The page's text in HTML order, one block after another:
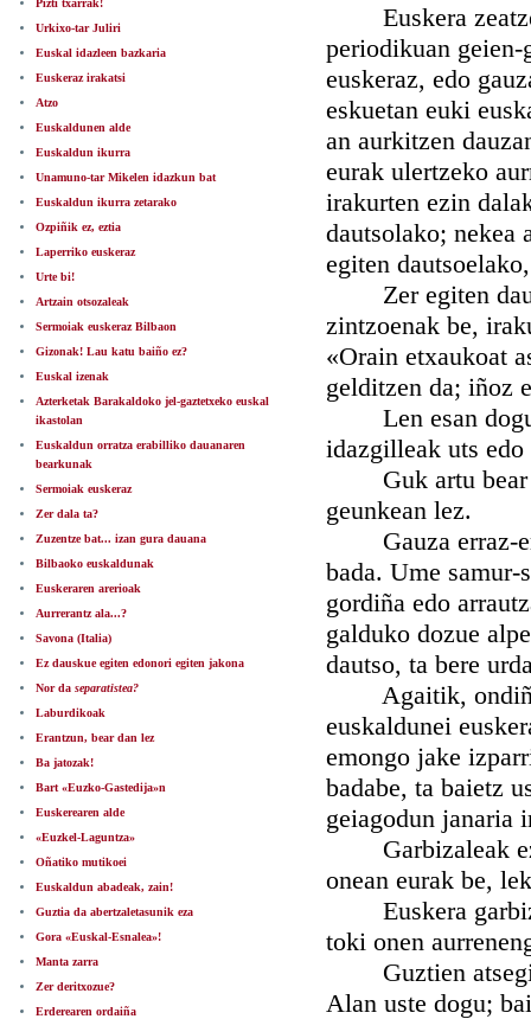
Pizti txarrak!
Urkixo-tar Juliri
Euskal idazleen bazkaria
Euskeraz irakatsi
Atzo
Euskaldunen alde
Euskaldun ikurra
Unamuno-tar Mikelen idazkun bat
Euskaldun ikurra zetarako
Ozpiñik ez, eztia
Laperriko euskeraz
Urte bi!
Artzain otsozaleak
Sermoiak euskeraz Bilbaon
Gizonak! Lau katu baiño ez?
Euskal izenak
Azterketak Barakaldoko jel-gaztetxeko euskal
ikastolan
Euskaldun orratza erabilliko dauanaren
bearkunak
Sermoiak euskeraz
Zer dala ta?
Zuzentze bat... izan gura dauana
Bilbaoko euskaldunak
Euskeraren arerioak
Aurrerantz ala...?
Savona (Italia)
Ez dauskue egiten edonori egiten jakona
Nor da separatistea?
Laburdikoak
Erantzun, bear dan lez
Ba jatozak!
Bart «Euzko-Gastedija»n
Euskerearen alde
«Euzkel-Laguntza»
Oñatiko mutikoei
Euskaldun abadeak, zain!
Guztia da abertzaletasunik eza
Gora «Euskal-Esnalea»!
Manta zarra
Zer deritxozue?
Erderearen ordaiña
Euskera
periodikuan
euskeraz, edo
eskuetan euki
an aurkitzen
eurak ulertzeko
irakurten ezin
dautsolako; nekea
egiten
Zer egiten dau?
zintzoenak be,
«Orain etxaukoat
gelditzen da; iñoz
Len esan
idazgilleak uts
Guk artu bear
geunkean lez.
Gauza erraz-
bada. Ume
gordiña edo
galduko dozue
dautso, ta bere
Agaitik, ondiño
euskaldunei
emongo jake
badabe, ta baietz
geiagodun janaria
Garbizaleak ez
onean eurak be,
Euskera garbiz
toki onen
Guztien
Alan uste dogu;